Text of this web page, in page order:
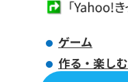
ゲーム
作る・楽しむ